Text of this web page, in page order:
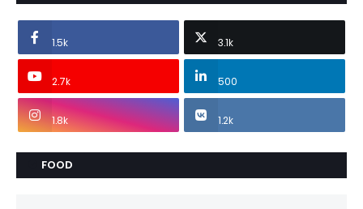
1.5k 3.1k
2.7k 500
1.8k 1.2k
FOOD